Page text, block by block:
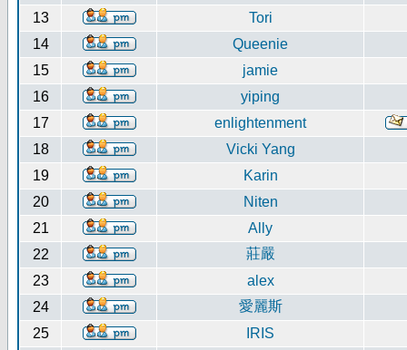
13
Tori
14
Queenie
15
jamie
16
yiping
17
enlightenment
18
Vicki Yang
19
Karin
20
Niten
21
Ally
22
莊嚴
23
alex
24
愛麗斯
25
IRIS